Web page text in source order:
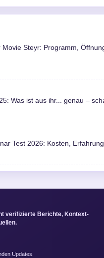
Steyr: Programm,
Was ist aus ihr... genau –
Test 2026: Kosten,
verifizierte Berichte, Kontext-
Updates.